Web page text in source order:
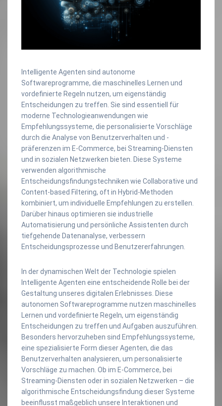
Intelligente Agenten sind autonome
Softwareprogramme, die maschinelles Lernen und
vordefinierte Regeln nutzen, um eigenständig
Entscheidungen zu treffen. Sie sind essentiell für
moderne Technologieanwendungen wie
Empfehlungssysteme, die personalisierte Vorschläge
durch die Analyse von Benutzerverhalten und -
präferenzen im E-Commerce, bei Streaming-Diensten
und in sozialen Netzwerken bieten. Diese Systeme
verwenden algorithmische
Entscheidungsfindungstechniken wie Collaborative und
Content-based Filtering, oft in Hybrid-Methoden
kombiniert, um individuelle Empfehlungen zu erstellen.
Darüber hinaus optimieren sie industrielle
Automatisierung und persönliche Assistenten durch
tiefgehende Datenanalyse, verbessern
Entscheidungsprozesse und Benutzererfahrungen.
In der dynamischen Welt der Technologie spielen
Intelligente Agenten eine entscheidende Rolle bei der
Gestaltung unseres digitalen Erlebnisses. Diese
autonomen Softwareprogramme nutzen maschinelles
Lernen und vordefinierte Regeln, um eigenständig
Entscheidungen zu treffen und Aufgaben auszuführen.
Besonders hervorzuheben sind Empfehlungssysteme,
eine spezialisierte Form dieser Agenten, die das
Benutzerverhalten analysieren, um personalisierte
Vorschläge zu machen. Ob im E-Commerce, bei
Streaming-Diensten oder in sozialen Netzwerken – die
algorithmische Entscheidungsfindung dieser Systeme
beeinflusst maßgeblich unsere Interaktionen und